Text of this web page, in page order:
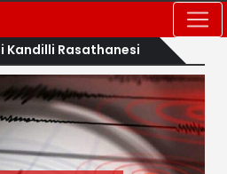
Kandilli Rasathanesi